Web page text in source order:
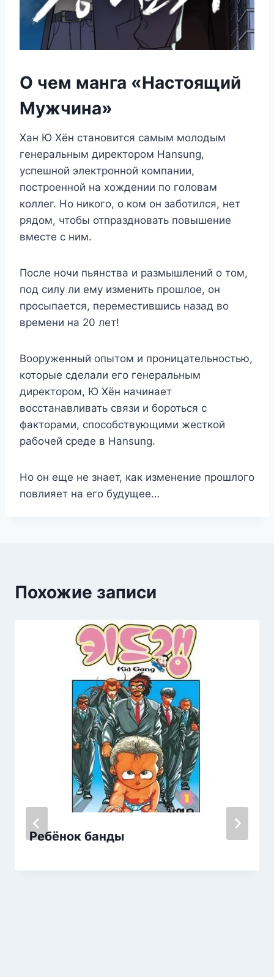
О чем манга «Настоящий
Мужчина»
Хан Ю Хён становится самым молодым
генеральным директором Hansung,
успешной электронной компании,
построенной на хождении по головам
коллег. Но никого, о ком он заботился, нет
рядом, чтобы отпраздновать повышение
вместе с ним.
После ночи пьянства и размышлений о том,
под силу ли ему изменить прошлое, он
просыпается, переместившись назад во
времени на 20 лет!
Вооруженный опытом и проницательностью,
которые сделали его генеральным
директором, Ю Хён начинает
восстанавливать связи и бороться с
факторами, способствующими жесткой
рабочей среде в Hansung.
Но он еще не знает, как изменение прошлого
повлияет на его будущее…
Похожие записи
Ребёнок банды